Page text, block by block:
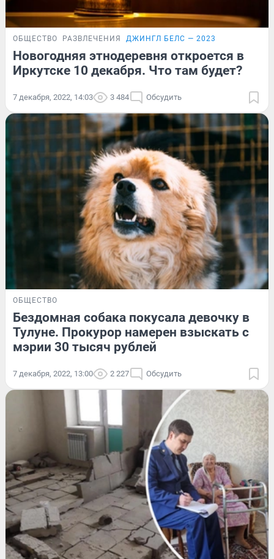
ОБЩЕСТВО РАЗВЛЕЧЕНИЯ ДЖИНГЛ БЕЛС — 2023
Новогодняя этнодеревня откроется в
Иркутске 10 декабря. Что там будет?
7 декабря, 2022, 14:03 3 484 Обсудить
ОБЩЕСТВО
Бездомная собака покусала девочку в
Тулуне. Прокурор намерен взыскать с
мэрии 30 тысяч рублей
7 декабря, 2022, 13:00 2 227 Обсудить